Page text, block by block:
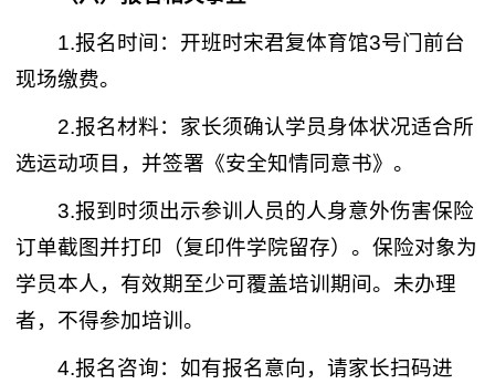
1.报名时间：开班时宋君复体育馆3号门前台
现场缴费。
2.报名材料：家长须确认学员身体状况适合所
选运动项目，并签署《安全知情同意书》。
3.报到时须出示参训人员的人身意外伤害保险
订单截图并打印（复印件学院留存）。保险对象为
学员本人，有效期至少可覆盖培训期间。未办理
者，不得参加培训。
4.报名咨询：如有报名意向，请家长扫码进